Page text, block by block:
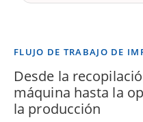
FLUJO DE TRABAJO DE
Desde la
máquina hasta la
la producción